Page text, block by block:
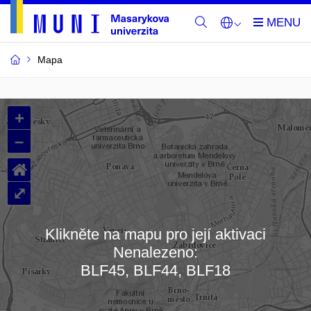
Mapa
Budovy
a
místnosti
MU
Načítám mapu…
+
–
⌂
⤢
Klikněte na mapu pro její aktivaci
Nenalezeno:
BLF45, BLF44, BLF18